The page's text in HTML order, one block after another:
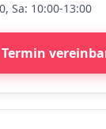
Sa: 10:00-13:00
Termin